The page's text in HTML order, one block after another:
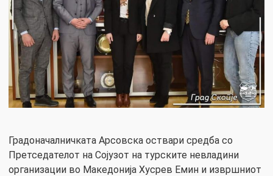
Градоначалничката Арсовска оствари средба со
Претседателот на Сојузот на турските невладини
организации во Македонија Хусрев Емин и извршниот